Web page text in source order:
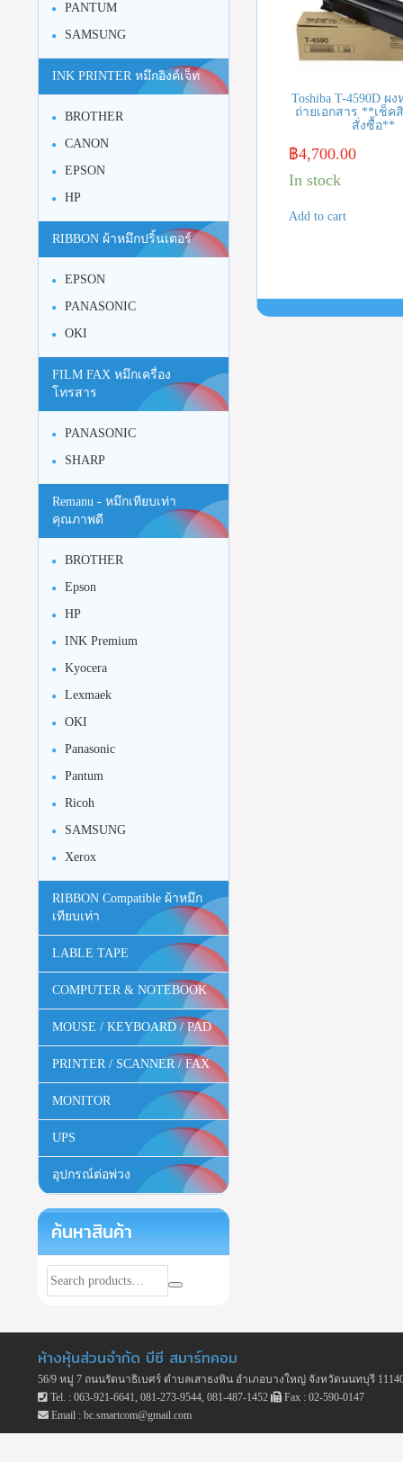
Toshiba T-4590D ผ
ถ่ายเอกสาร **เช็ค
สั่งซื้อ**
฿4,700.00
In stock
Add to cart
PANTUM
SAMSUNG
INK PRINTER หมึกอิงค์เจ็ท
BROTHER
CANON
EPSON
HP
RIBBON ผ้าหมึกปริ้นเตอร์
EPSON
PANASONIC
OKI
FILM FAX หมึกเครื่อง
โทรสาร
PANASONIC
SHARP
Remanu - หมึกเทียบเท่า
คุณภาพดี
BROTHER
Epson
HP
INK Premium
Kyocera
Lexmaek
OKI
Panasonic
Pantum
Ricoh
SAMSUNG
Xerox
RIBBON Compatible ผ้าหมึก
เทียบเท่า
LABLE TAPE
COMPUTER & NOTEBOOK
MOUSE / KEYBOARD / PAD
PRINTER / SCANNER / FAX
MONITOR
UPS
อุปกรณ์ต่อพ่วง
ค้นหาสินค้า
ห้างหุ้นส่วนจำกัด บีซี สมาร์ทคอม
56/9 หมู่ 7 ถนนรัตนาธิเบศร์ ตำบลเสาธงหิน อำเภอบางใหญ่ จังหวัดนนทบุรี
Tel. : 063-921-6641, 081-273-9544, 081-487-1452
Fax : 02-590-0147
Email : bc.smartcom@gmail.com